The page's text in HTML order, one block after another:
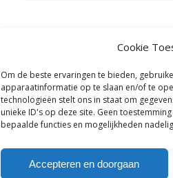
Cookie
Om de beste ervaringen te bieden,
apparaatinformatie op te slaan en/of te
technologieën stelt ons in staat om
unieke ID's op deze site. Geen
bepaalde functies en mogelijkheden
Accepteren en doorgaan